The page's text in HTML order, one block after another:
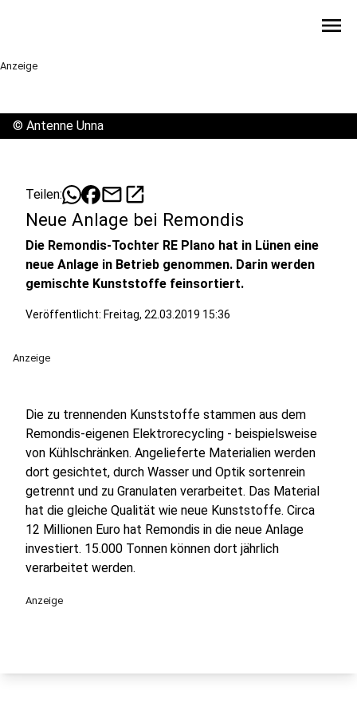
menu
Anzeige
© Antenne Unna
Teilen: mailopen_in_new
Neue Anlage bei Remondis
Die Remondis-Tochter RE Plano hat in Lünen eine
neue Anlage in Betrieb genommen. Darin werden
gemischte Kunststoffe feinsortiert.
Veröffentlicht: Freitag, 22.03.2019 15:36
Anzeige
Die zu trennenden Kunststoffe stammen aus dem
Remondis-eigenen Elektrorecycling - beispielsweise
von Kühlschränken. Angelieferte Materialien werden
dort gesichtet, durch Wasser und Optik sortenrein
getrennt und zu Granulaten verarbeitet. Das Material
hat die gleiche Qualität wie neue Kunststoffe. Circa
12 Millionen Euro hat Remondis in die neue Anlage
investiert. 15.000 Tonnen können dort jährlich
verarbeitet werden.
Anzeige